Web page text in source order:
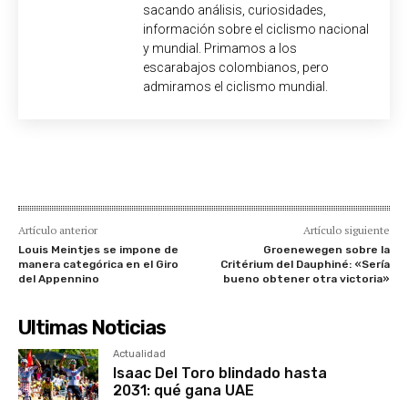
sacando análisis, curiosidades,
información sobre el ciclismo nacional
y mundial. Primamos a los
escarabajos colombianos, pero
admiramos el ciclismo mundial.
Artículo anterior
Louis Meintjes se impone de
manera categórica en el Giro
del Appennino
Artículo siguiente
Groenewegen sobre la
Critérium del Dauphiné: «Sería
bueno obtener otra victoria»
Ultimas Noticias
Actualidad
Isaac Del Toro blindado hasta
2031: qué gana UAE